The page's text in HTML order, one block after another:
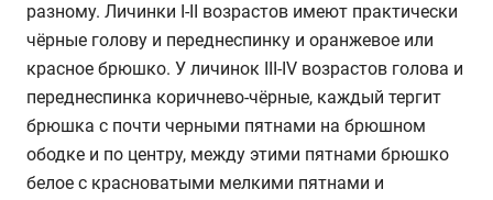
разному. Личинки I-II возрастов имеют практически
чёрные голову и переднеспинку и оранжевое или
красное брюшко. У личинок III-IV возрастов голова и
переднеспинка коричнево-чёрные, каждый тергит
брюшка с почти черными пятнами на брюшном
ободке и по центру, между этими пятнами брюшко
белое с красноватыми мелкими пятнами и